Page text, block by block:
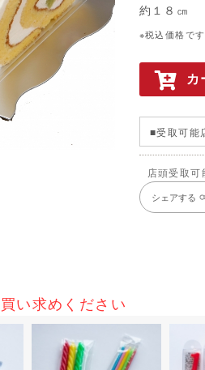
約１８㎝
※税込価格です
カ
■受取可能
店頭受取
シェアする
い求めください